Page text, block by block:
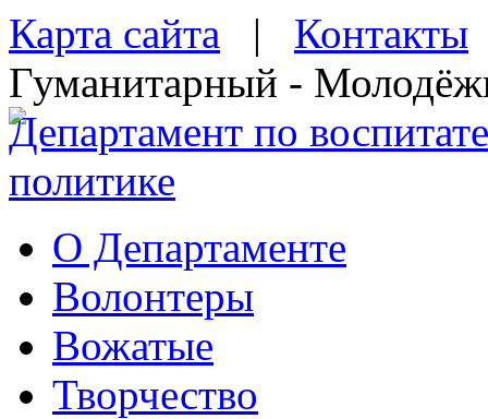
Карта сайта | Контакты
Гуманитарный -
Департамент по
политике
О Департаменте
Волонтеры
Вожатые
Творчество